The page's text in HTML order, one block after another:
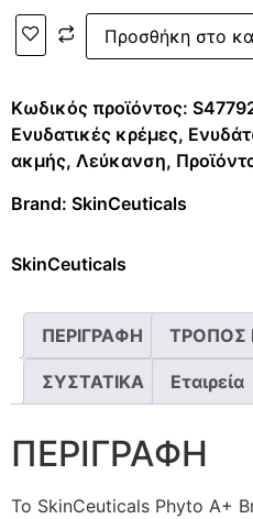
Προσθήκη στο
Κωδικός προϊόντος:
Ενυδατικές κρέμες,
ακμής, Λεύκανση,
Brand: SkinCeuticals
SkinCeuticals
ΠΕΡΙΓΡΑΦΗ ΤΡΟΠΟΣ
ΣΥΣΤΑΤΙΚΑ Εταιρεία
ΠΕΡΙΓΡΑΦΗ
Το SkinCeuticals Phyto A+